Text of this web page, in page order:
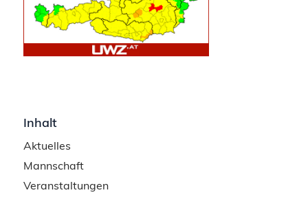
Inhalt
Aktuelles
Mannschaft
Veranstaltungen